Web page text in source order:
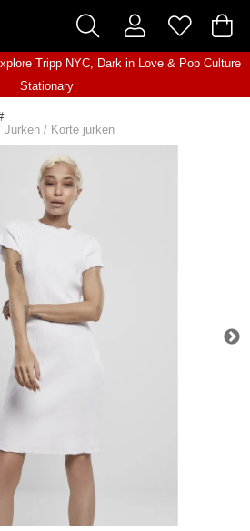
Tripp NYC, Dark in Love& Pop Culture
Stationary
Jurken / Korte jurken